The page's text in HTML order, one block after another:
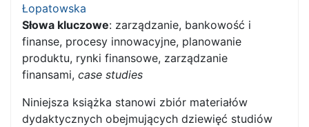
Łopatowska
Słowa kluczowe: zarządzanie, bankowość i
finanse, procesy innowacyjne, planowanie
produktu, rynki finansowe, zarządzanie
finansami, case studies
Niniejsza książka stanowi zbiór materiałów
dydaktycznych obejmujących dziewięć studiów